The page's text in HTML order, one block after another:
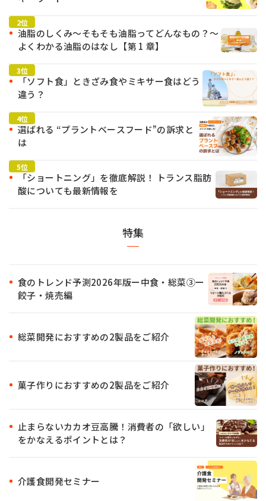
油脂のしくみ～そもそも油脂ってどんなもの？～
よくわかる油脂のはなし【第 1 章】
「ソフト食」ときざみ食やミキサー食はどう
違う？
選ばれる “プラントベースフード”の訴求と
は
「ショートニング」を徹底解説！ トランス脂肪
酸についても最新情報を
特集
食のトレンド予測2026年版ー中食・総菜③ー
餃子・焼売編
総菜開発におすすめの2製品をご紹介
菓子作りにおすすめの2製品をご紹介
止まらないカカオ豆高騰！消費者の「欲しい」
をかなえるポイントとは？
介護食開発セミナー